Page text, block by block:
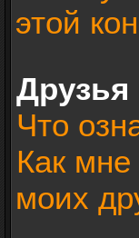
этой
Друзья
Что
Как мне
моих